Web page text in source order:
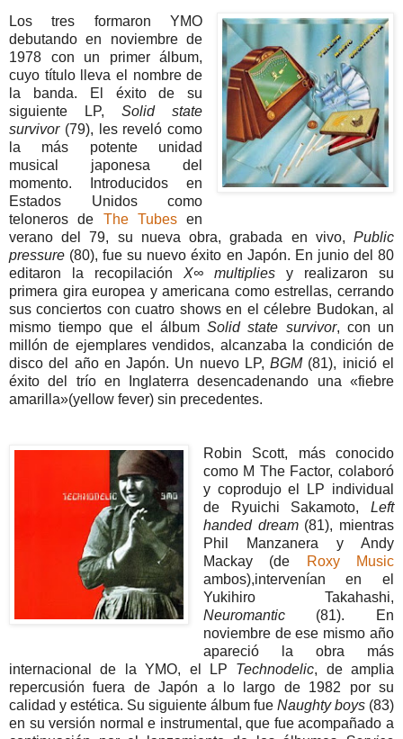
Los tres formaron YMO
debutando en noviembre de
1978 con un primer álbum,
cuyo título lleva el nombre de
la banda. El éxito de su
siguiente LP,Solid state
survivor(79), les reveló como
la más potente unidad
musical japonesa del
momento. Introducidos en
Estados Unidos como
teloneros de The Tubesen
verano del 79, su nueva obra, grabada en vivo, Public
pressure (80), fue su nuevo éxito en Japón. En junio del 80
editaron la recopilación X∞ multiplies y realizaron su
primera gira europea y americana como estrellas, cerrando
sus conciertos con cuatro shows en el célebre Budokan, al
mismo tiempo que el álbumSolid state survivor, con un
millón de ejemplares vendidos, alcanzaba la condición de
disco del año en Japón. Un nuevo LP,BGM (81), inició el
éxito del trío en Inglaterra desencadenando una «fiebre
amarilla»(yellow fever) sin precedentes.
Robin Scott, más conocido
como M The Factor, colaboró
y coprodujo el LP individual
de Ryuichi Sakamoto, Left
handed dream (81), mientras
Phil Manzanera y Andy
Mackay (de
Roxy Music
ambos),intervenían en el
Yukihiro Takahashi,
Neuromantic (81). En
noviembre de ese mismo año
apareció la obra más
internacional de la YMO, el LP Technodelic, de amplia
repercusión fuera de Japón a lo largo de 1982 por su
calidad y estética. Su siguiente álbum fue Naughty boys (83)
en su versión normal e instrumental, que fue acompañado a